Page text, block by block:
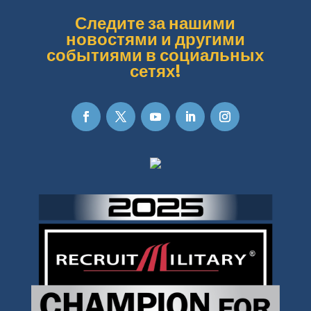
Следите за нашими
новостями и другими
событиями в социальных
сетях!